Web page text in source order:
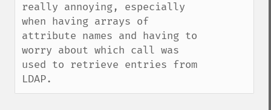
really annoying, especially
when having arrays of
attribute names and having to
worry about which call was
used to retrieve entries from
LDAP.